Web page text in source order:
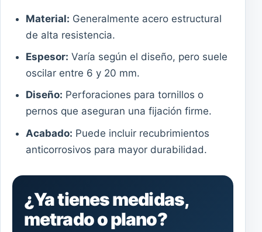
Material: Generalmente acero estructural
de alta resistencia.
Espesor: Varía según el diseño, pero suele
oscilar entre 6 y 20 mm.
Diseño: Perforaciones para tornillos o
pernos que aseguran una fijación firme.
Acabado: Puede incluir recubrimientos
anticorrosivos para mayor durabilidad.
¿Ya tienes medidas,
metrado o plano?